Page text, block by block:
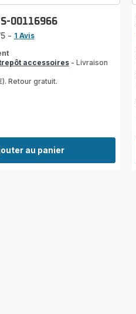
au panier
00116966
- 1 Avis
accessoires- Livraison
Retour gratuit.